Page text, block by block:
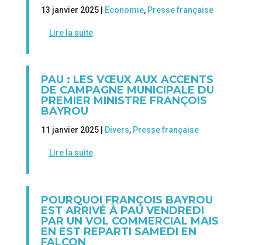
13 janvier 2025 | Economie, Presse française
Lire la suite
PAU : LES VŒUX AUX ACCENTS
DE CAMPAGNE MUNICIPALE DU
PREMIER MINISTRE FRANÇOIS
BAYROU
11 janvier 2025 | Divers, Presse française
Lire la suite
POURQUOI FRANÇOIS BAYROU
EST ARRIVÉ À PAU VENDREDI
PAR UN VOL COMMERCIAL MAIS
EN EST REPARTI SAMEDI EN
FALCON